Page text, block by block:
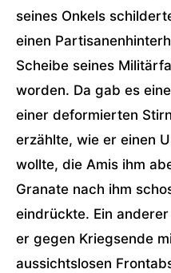
seines Onkels
einen
Scheibe seines
worden. Da gab es
einer deformierten
erzählte, wie er einen
wollte, die Amis ihm
Granate nach ihm
eindrückte. Ein
er gegen Kriegsende
aussichtslosen